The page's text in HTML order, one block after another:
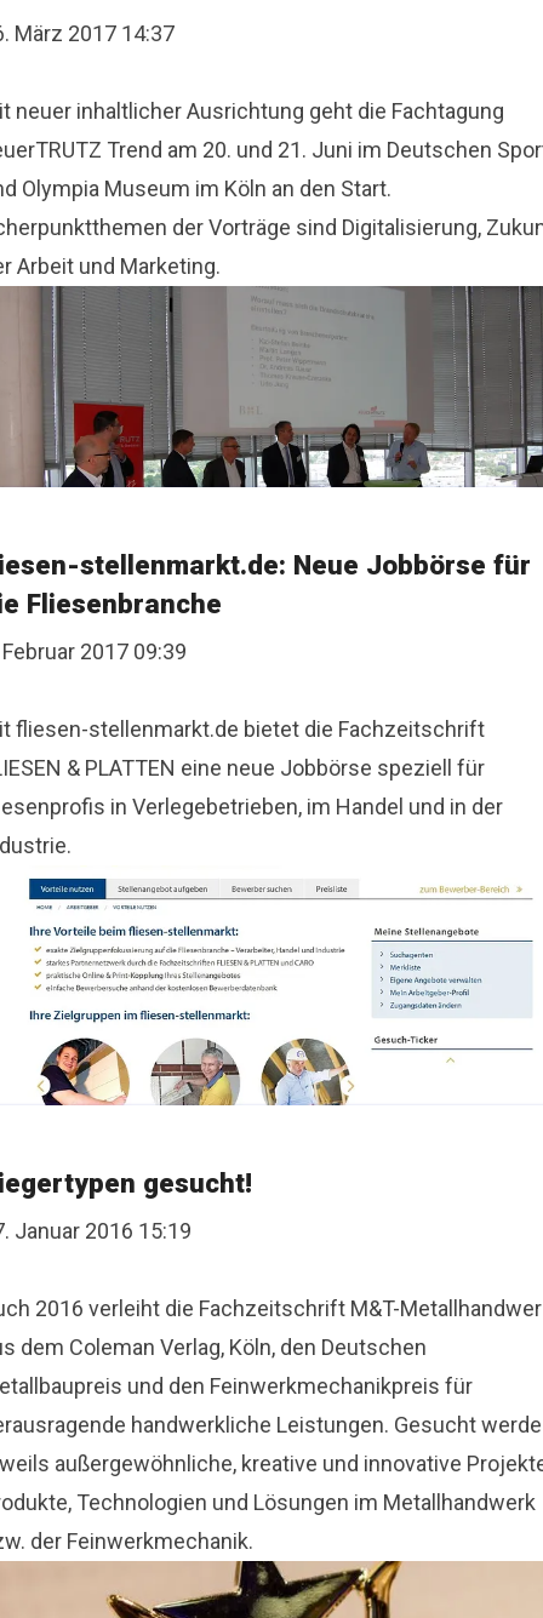
März 2017 14:37
neuer inhaltlicher Ausrichtung geht die Fachtagung
Trend am 20. und 21. Juni im Deutschen
Olympia Museum im Köln an den Start.
der Vorträge sind Digitalisierung,
Arbeit und Marketing.
stellenmarkt.de: Neue Jobbörse für
Fliesenbranche
2017 09:39
fliesen-stellenmarkt.de bietet die Fachzeitschrift
& PLATTEN eine neue Jobbörse speziell für
in Verlegebetrieben, im Handel und in der
gesucht!
Januar 2016 15:19
2016 verleiht die Fachzeitschrift M&T-
dem Coleman Verlag, Köln, den Deutschen
und den Feinwerkmechanikpreis für
handwerkliche Leistungen. Gesucht
außergewöhnliche, kreative und innovative
Technologien und Lösungen im Metallhandwerk
der Feinwerkmechanik.